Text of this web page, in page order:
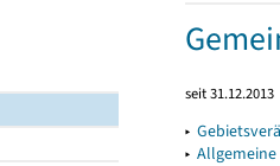
seit 31.12.2013
▸
▸